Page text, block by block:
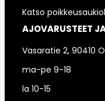
Katso
AJOVARUSTEET
Vasaratie 2, 90410
ma-pe 9-18
la 10-15